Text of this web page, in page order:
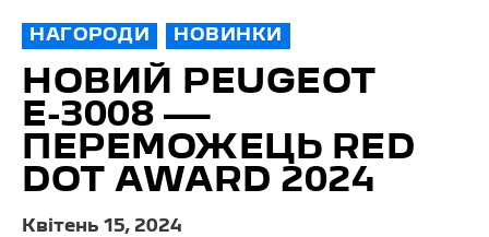
НАГОРОДИ НОВИНКИ
НОВИЙ PEUGEOT
Е-3008 —
ПЕРЕМОЖЕЦЬ RED
DOT AWARD 2024
Квітень 15, 2024